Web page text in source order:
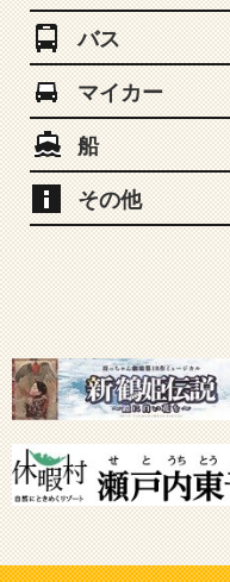
バス
マイカー
船
その他